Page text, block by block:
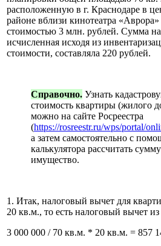
расположенную в г. Краснодаре в
районе вблизи кинотеатра «Аврора»
стоимостью 3 млн. рублей. Сумма
исчисленная исходя из
стоимости, составляла 220 рублей.
Справочно. Узнать
стоимость квартиры (жилого
можно на сайте Росреестра
(https://rosreestr.ru/wps/portal/
а затем самостоятельно с
калькулятора рассчитать
имущество.
1. Итак, налоговый вычет для
20 кв.м., то есть налоговый вычет из
3 000 000 / 70 кв.м. * 20 кв.м. = 857